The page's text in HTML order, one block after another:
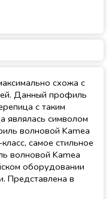
схожа с
Данный профиль
с таким
являлась символом
волновой Kamea
самое стильное
волновой Kamea
оборудовании
Представлена в